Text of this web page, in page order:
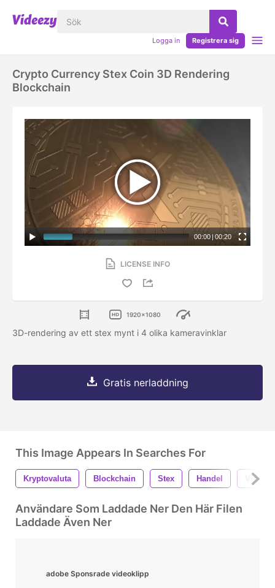
Logga in Registrera sig
Crypto Currency Stex Coin 3D Rendering
Blockchain
00:00 | 00:20
LICENSE INFO
1920x1080
3D-rendering av ett stex mynt i 4 olika kameravinklar
Gratis nerladdning
This Image Appears In Searches For
Kryptovaluta Blockchain Stex Handel Virtuell
Användare Som Laddade Ner Den Här Filen
Laddade Även Ner
adobe Sponsrade videoklipp